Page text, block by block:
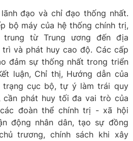
đạo và chỉ đạo thống nhất.
bộ máy của hệ thống chính trị,
từ Trung ương đến địa
và phát huy cao độ. Các cấp
đảm sự thống nhất trong triển
luận, Chỉ thị, Hướng dẫn của
trạng cục bộ, tự ý làm trái quy
cần phát huy tối đa vai trò của
đoàn thể chính trị - xã hội
động nhân dân, tạo sự đồng
trương, chính sách khi xây